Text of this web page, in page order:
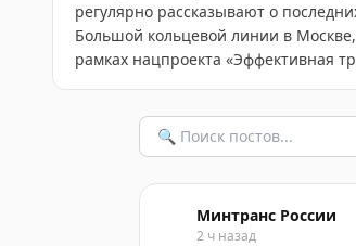
регулярно рассказывают о
Большой кольцевой линии в
рамках нацпроекта «Эффективная
Минтранс России
2 ч назад